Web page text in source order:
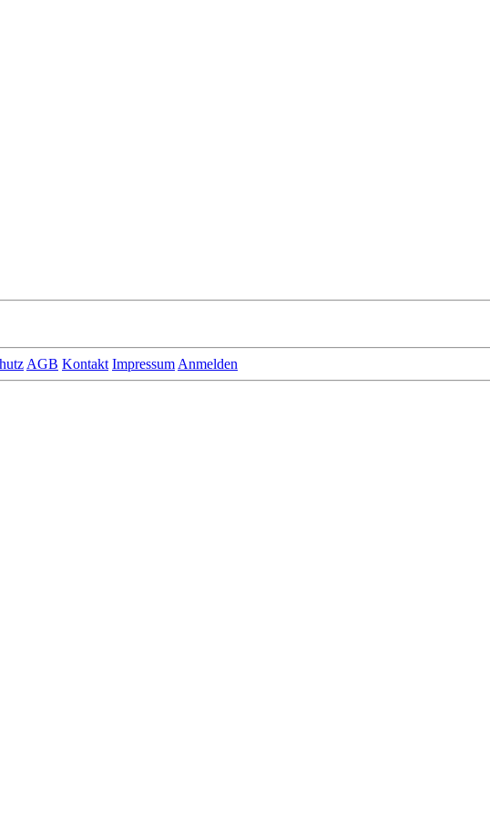
AGB Kontakt Impressum Anmelden